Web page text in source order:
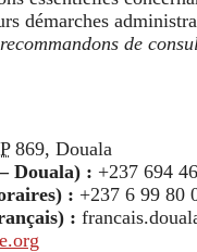
démarches
de
869, Douala
Douala) : +237 694
: +237 6 99 80
: